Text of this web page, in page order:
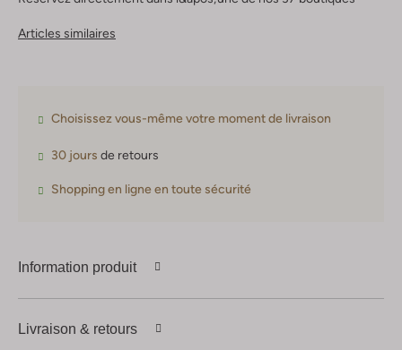
Articles similaires
Choisissez vous-même votre moment de livraison
30 jours de retours
Shopping en ligne en toute sécurité
Information produit
Livraison & retours